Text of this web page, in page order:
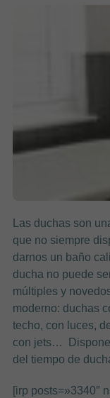
Las duchas son
que no siempre
darnos un baño
ducha no puede
múltiples y
moderno: duchas
techo, con luces,
con jets…
del tiempo de
[irp posts=»3340″